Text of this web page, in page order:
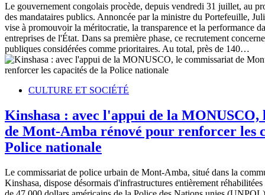
Le gouvernement congolais procède, depuis vendredi 31 juillet, au
des mandataires publics. Annoncée par la ministre du Portefeuille,
vise à promouvoir la méritocratie, la transparence et la performance
entreprises de l'État. Dans sa première phase, ce recrutement
publiques considérées comme prioritaires. Au total, près de 140…
CULTURE ET SOCIÉTÉ
Kinshasa : avec l'appui de la MONUSCO,
de Mont-Amba rénové pour renforcer les
Police nationale
Le commissariat de police urbain de Mont-Amba, situé dans la
Kinshasa, dispose désormais d'infrastructures entièrement